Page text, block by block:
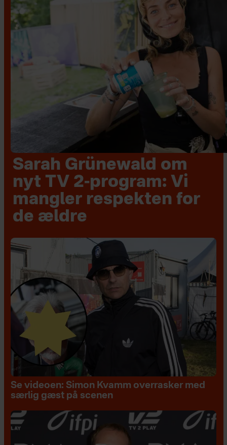
Sarah Grünewald om
nyt TV 2-program: Vi
mangler respekten for
de ældre
Se videoen: Simon Kvamm overrasker med
særlig gæst på scenen